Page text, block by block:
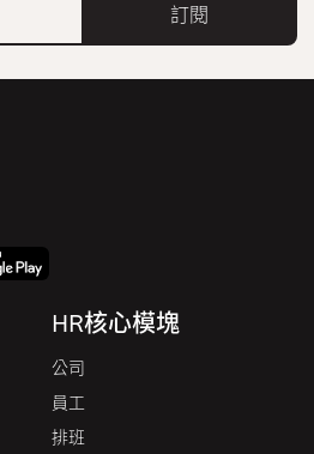
訂閱
HR核心模塊
公司
員工
排班